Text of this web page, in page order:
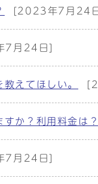
[2023年7月24
7月24日]
えてほしい。
か？利用料金は？
7月24日]